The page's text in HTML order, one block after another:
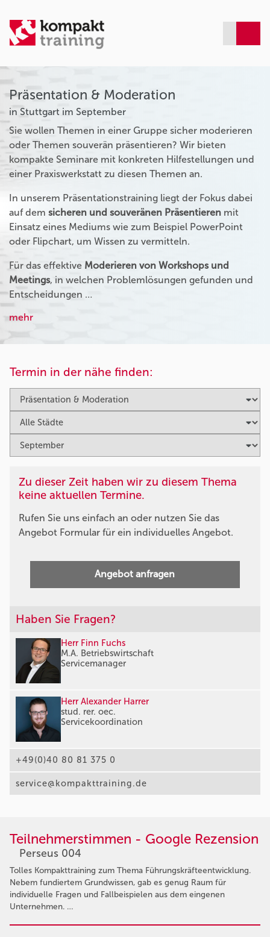
Präsentation & Moderation
in Stuttgart im September
Sie wollen Themen in einer Gruppe sicher moderieren
oder Themen souverän präsentieren? Wir bieten
kompakte Seminare mit konkreten Hilfestellungen und
einer Praxiswerkstatt zu diesen Themen an.
In unserem Präsentationstraining liegt der Fokus dabei
auf dem sicheren und souveränen Präsentieren mit
Einsatz eines Mediums wie zum Beispiel PowerPoint
oder Flipchart, um Wissen zu vermitteln.
Für das effektive Moderieren von Workshops und
Meetings, in welchen Problemlösungen gefunden und
Entscheidungen …
mehr
Termin in der nähe finden:
Zu dieser Zeit haben wir zu diesem Thema
keine aktuellen Termine.
Rufen Sie uns einfach an oder nutzen Sie das
Angebot Formular für ein individuelles Angebot.
Angebot anfragen
Haben Sie Fragen?
Herr Finn Fuchs
M.A. Betriebswirtschaft
Servicemanager
Herr Alexander Harrer
stud. rer. oec.
Servicekoordination
+49(0)40 80 81 375 0
service@kompakttraining.de
Teilnehmerstimmen - Google Rezension
Perseus 004
Tolles Kompakttraining zum Thema Führungskräfteentwicklung.
Nebem fundiertem Grundwissen, gab es genug Raum für
individuelle Fragen und Fallbeispielen aus dem eingenen
Unternehmen. …